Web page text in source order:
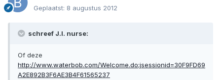
Geplaatst: 8 augustus 2012
schreef J.I. nurse:
Of deze
http://www.waterbob.com/Welcome.do;jsessionid=30F9FD69
A2E892B3F6AE3B4F61565237